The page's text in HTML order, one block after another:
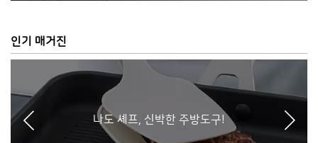
재질
구성품 치즈나이프 1개
27cm x 2.7cm
동일모델의 출시년월
제조자, 수입품의 경우 수입자를 함께 표기 와인앤쿡 / 와인앤쿡
인기 매거진
나도 셰프, 신박한 주방도구!